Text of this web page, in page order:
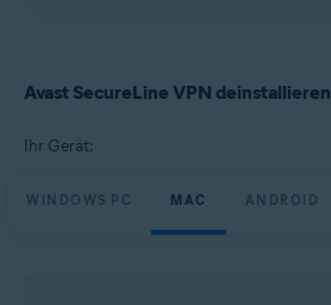
Apple macOS 14.x (Sonoma)
Apple macOS 12.x (Monterey)
Apple macOS 10.14.x (Mojave)
Apple macOS 10.13.x (High Sierra)
Avast SecureLine VPN deinstallieren
Ihr Gerät:
WINDOWS PC MAC ANDROID